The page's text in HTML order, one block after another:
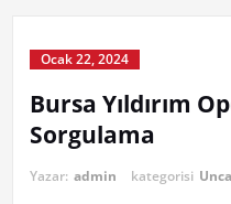
Ocak 22, 2024
Bursa Yıldırım
Sorgulama
Yazar: admin kategorisi